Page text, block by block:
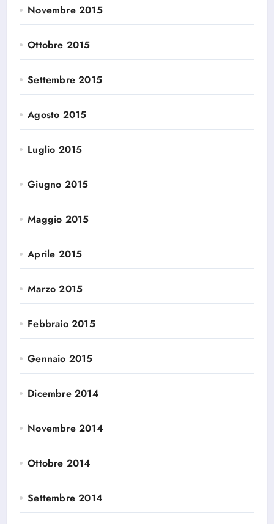
Novembre 2015
Ottobre 2015
Settembre 2015
Agosto 2015
Luglio 2015
Giugno 2015
Maggio 2015
Aprile 2015
Marzo 2015
Febbraio 2015
Gennaio 2015
Dicembre 2014
Novembre 2014
Ottobre 2014
Settembre 2014